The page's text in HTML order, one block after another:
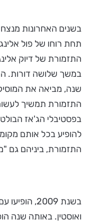
בשנים האחרונות
תחת רוחו של פול
התזמורת של דיוק
במשך שלושה דורות.
שנה, מביאה את
התזמורת תמשיך
בפסטיבלי הג'אז
להופיע בכל אותם
התזמורת, ביניהם גם
בשנת 2009,
ואוסטין. באותה שנה